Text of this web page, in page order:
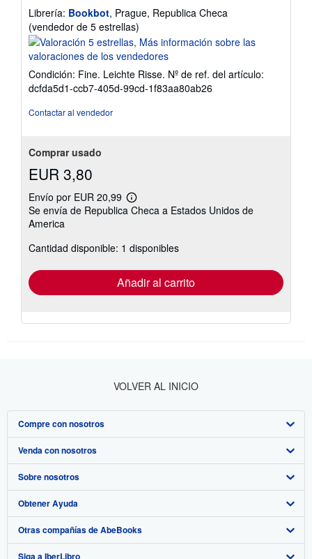
Librería: Bookbot, Prague, Republica Checa
(vendedor de 5 estrellas)
del
vendedor:
5
de
5
Condición: Fine. Leichte Risse. Nº de ref. del artículo:
dcfda5d1-ccb7-405d-99cd-1f83aa80ab26
Contactar al vendedor
Comprar usado
EUR 3,80
Envío por EUR 20,99
Más
información
tarifas
de
Se envía de Republica Checa a Estados Unidos de
America
Cantidad disponible: 1 disponibles
Añadir al carrito
VOLVER AL INICIO
Compre con nosotros
Búsqueda avanzada
Colecciones
Mi cuenta
Mis pedidos
Venda con nosotros
Comenzar a vender
Únase a nuestro programa de afiliados
Recomiende un vendedor
Sobre nosotros
Sobre IberLibro
Medios
Obtener Ayuda
Preguntas frecuentes y guías
Otras compañías de AbeBooks